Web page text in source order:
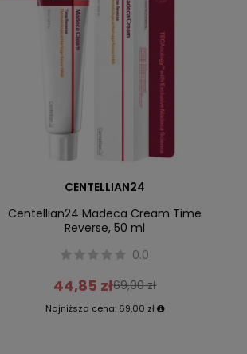
CENTELLIAN24
Centellian24 Madeca Cream Time
Reverse, 50 ml
0.0
44,85 zł69,00 zł
Najniższa cena: 69,00 zł